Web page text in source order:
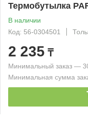
Термобутылка
В наличии
Код: 56-0304501
2 235 ₸
Минимальный заказ —
Минимальная сумма